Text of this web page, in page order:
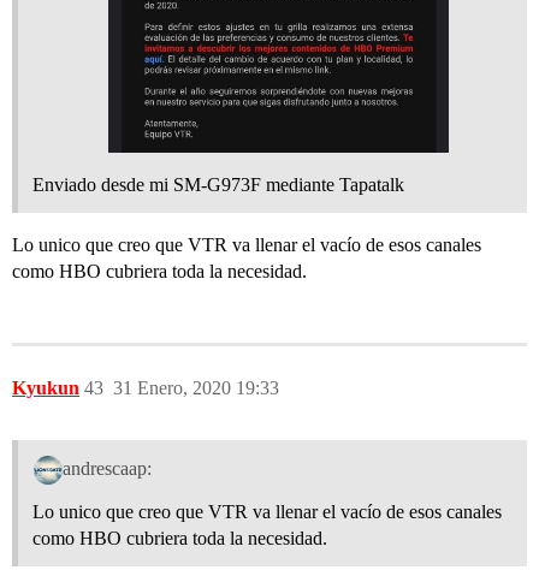
Enviado desde mi SM-G973F mediante Tapatalk
Lo unico que creo que VTR va llenar el vacío de esos canales
como HBO cubriera toda la necesidad.
Kyukun 31 Enero, 2020 19:33
43
andrescaap:
Lo unico que creo que VTR va llenar el vacío de esos canales
como HBO cubriera toda la necesidad.